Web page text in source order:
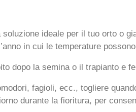
ideale per il tuo orto o
in cui le temperature
dopo la semina o il trapianto e
fagioli, ecc., togliere
durante la fioritura, per